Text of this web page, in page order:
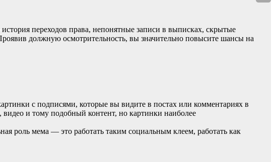
история переходов права, непонятные записи в выписках, скрытые
должную осмотрительность, вы значительно повысите шансы на
с подписями, которые вы видите в постах или комментариях в
и тому подобный контент, но картинки наиболее
роль мема — это работать таким социальным клеем, работать как